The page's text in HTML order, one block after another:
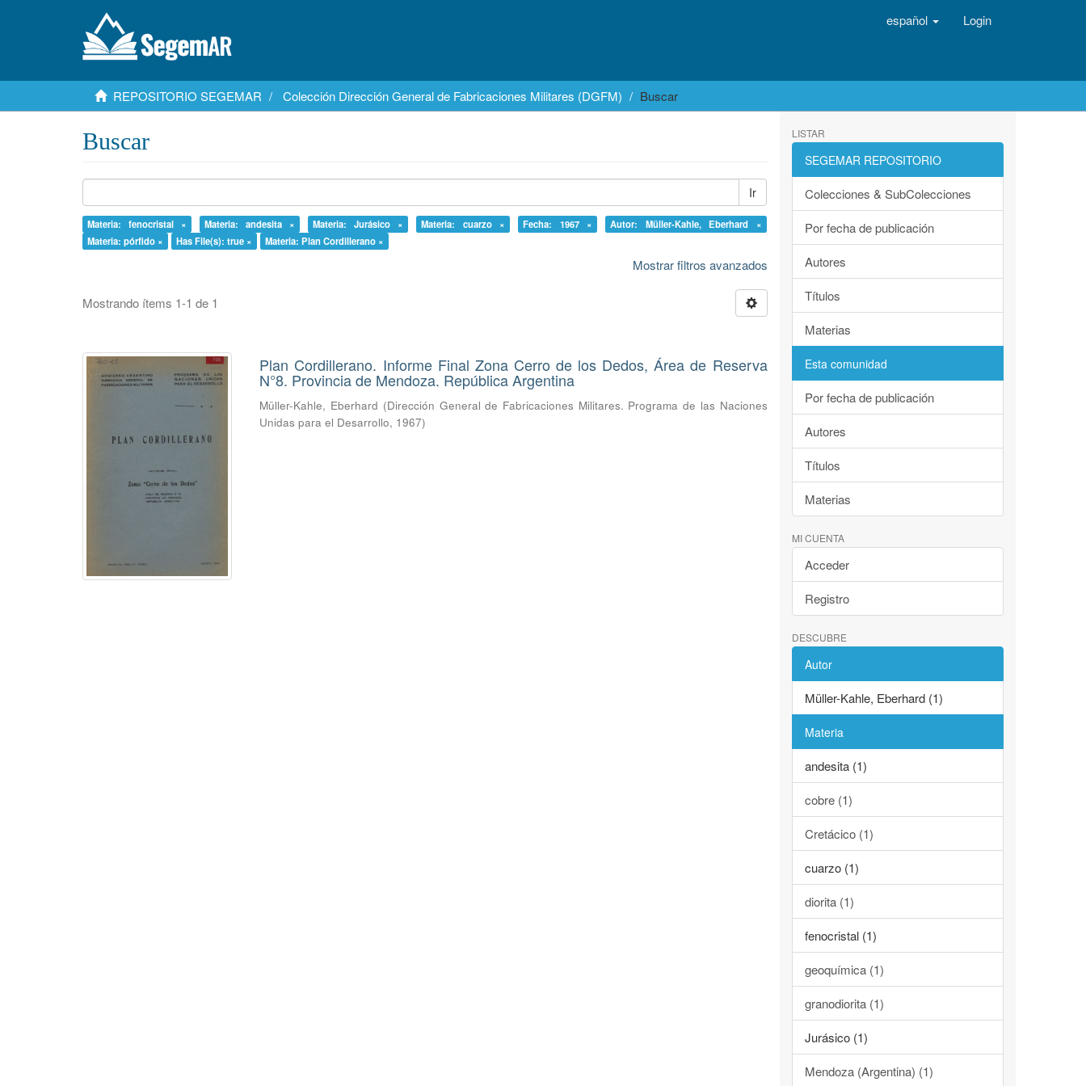
español Login
REPOSITORIO SEGEMAR Colección Dirección General de Fabricaciones Militares (DGFM) Buscar
Buscar
Ir
Materia: fenocristal × Materia: andesita × Materia: Jurásico × Materia: cuarzo × Fecha: 1967 ×
Autor: Müller-Kahle, Eberhard ×
Materia: pórfido ×
Has File(s): true × Materia: Plan Cordillerano ×
Mostrar filtros avanzados
Mostrando ítems 1-1 de 1
Plan Cordillerano. Informe Final Zona Cerro de los Dedos, Área de Reserva
N°8. Provincia de Mendoza. República Argentina
Müller-Kahle, Eberhard (Dirección General de Fabricaciones Militares. Programa de las Naciones
Unidas para el Desarrollo, 1967)
LISTAR
SEGEMAR REPOSITORIO
Colecciones & SubColecciones
Por fecha de publicación
Autores
Títulos
Materias
Esta comunidad
Por fecha de publicación
Autores
Títulos
Materias
MI CUENTA
Acceder
Registro
DESCUBRE
Autor
Müller-Kahle, Eberhard (1)
Materia
andesita (1)
cobre (1)
Cretácico (1)
cuarzo (1)
diorita (1)
fenocristal (1)
geoquímica (1)
granodiorita (1)
Jurásico (1)
Mendoza (Argentina) (1)